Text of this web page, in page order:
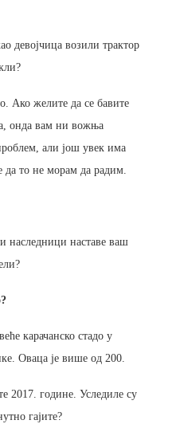
девојчица возили трактор
Ако желите да се бавите
онда вам ни вожња
али још увек има
да то не морам да радим.
наследници наставе ваш
карачанско стадо у
Оваца је више од 200.
2017. године. Уследиле су
гајите?